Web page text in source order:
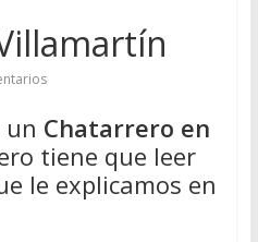
un Chatarrero en
tiene que leer
le explicamos en